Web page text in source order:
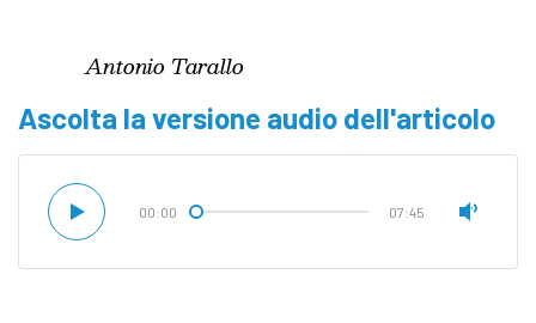
Antonio Tarallo
Ascolta la versione audio dell'articolo
00:00 07:45